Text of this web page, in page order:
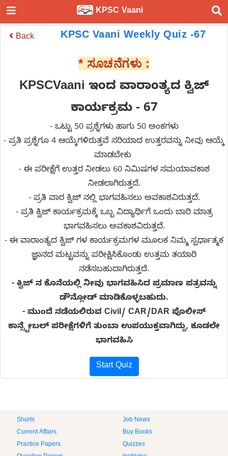
KPSC Vaani
Back KPSC Vaani Weekly Quiz -67
* ಸೂಚನೆಗಳು :
KPSCVaani ಇಂದ ವಾರಾಂತ್ಯದ ಕ್ವಿಜ್
ಕಾರ್ಯಕ್ರಮ - 67
- ಒಟ್ಟು 50 ಪ್ರಶ್ನೆಗಳು ಹಾಗು 50 ಅಂಕಗಳು
- ಪ್ರತಿ ಪ್ರಶ್ನೆಗೂ 4 ಆಯ್ಕೆಗಳಿರುತ್ತವೆ ಸರಿಯಾದ ಉತ್ತರವನ್ನು ನೀವು ಆಯ್ಕೆ
ಮಾಡಬೇಕು
- ಈ ಪರೀಕ್ಷೆಗೆ ಉತ್ತರ ನೀಡಲು 60 ನಿಮಿಷಗಳ ಸಮಯಾವಕಾಶ
ನೀಡಲಾಗಿರುತ್ತದೆ.
- ಪ್ರತಿ ವಾರ ಕ್ವಿಜ್ ನಲ್ಲಿ ಭಾಗವಹಿಸಲು ಅವಕಾಶವಿರುತ್ತದೆ.
- ಪ್ರತಿ ಕ್ವಿಜ್ ಕಾರ್ಯಕ್ರಮಕ್ಕೆ ಒಬ್ಬ ವಿದ್ಯಾರ್ಥಿಗೆ ಒಂದು ಬಾರಿ ಮಾತ್ರ
ಭಾಗವಹಿಸಲು ಅವಕಾಶವಿರುತ್ತದೆ.
- ಈ ವಾರಾಂತ್ಯದ ಕ್ವಿಜ್ ಗಳ ಕಾರ್ಯಕ್ರಮಗಳ ಮೂಲಕ ನಿಮ್ಮ ಸ್ಪರ್ಧಾತ್ಮಕ
ಜ್ಞಾನದ ಮಟ್ಟವನ್ನು ಪರೀಕ್ಷಿಸಿಕೊಂಡು ಉತ್ತಮ ತಯಾರಿ
ನಡೆಸಬಹುದಾಗಿರುತ್ತದೆ.
- ಕ್ವಿಜ್ ನ ಕೊನೆಯಲ್ಲಿ ನೀವು ಭಾಗವಹಿಸಿದ ಪ್ರಮಾಣ ಪತ್ರವನ್ನು
ಡೌನ್ಲೋಡ್ ಮಾಡಿಕೊಳ್ಳಬಹುದು.
- ಮುಂದೆ ನಡೆಯಲಿರುವ Civil/ CAR/DAR ಪೊಲೀಸ್
ಕಾನ್ಸ್ಟೇಬಲ್ ಪರೀಕ್ಷೆಗಳಿಗೆ ತುಂಬಾ ಉಪಯುಕ್ತವಾಗಿದ್ದು, ಕೂಡಲೇ
ಭಾಗವಹಿಸಿ
Start Quiz
Shorts
Job News
Current Affairs
Buy Books
Practice Papers
Quizzes